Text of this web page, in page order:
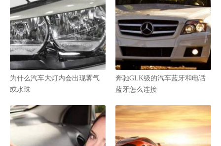
为什么汽车大灯内会出现雾气
或水珠
奔驰GLK级的汽车蓝牙和电话
蓝牙怎么连接